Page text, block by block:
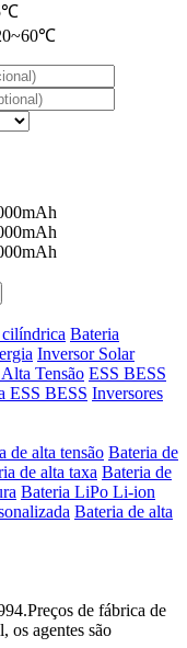
Bateria
Inversor Solar
Tensão ESS BESS
ESS BESS Inversores
de alta tensão Bateria de
de alta taxa Bateria de
Bateria LiPo Li-ion
Bateria de alta
de fábrica de
os agentes são